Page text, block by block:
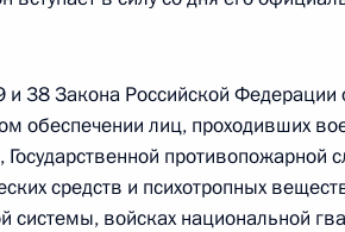
г. № 245-ФЗ
Российской Федерации и
в сфере деятельности с
и 38 Закона Российской
обеспечении лиц, проходивших
Государственной противопожарной
средств и психотропных
системы, войсках национальной